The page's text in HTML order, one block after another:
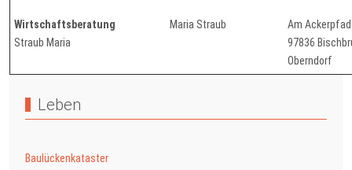
Wirtschaftsberatung
Straub Maria
Maria Straub
Am
97836
Oberndorf
Leben
Baulückenkataster